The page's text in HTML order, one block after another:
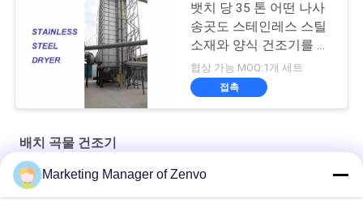
뱃치 당 35 톤 어떤 나사
송곳도 스테인레스 스틸
소재와 양식 건조기를 타
이핑하지 않습니다
협상 가능 MOQ:1개 세트
접촉
배치 곡물 건조기
Grain Drying System with 90-Ton Daily Capacity
Marketing Manager of Zenvo